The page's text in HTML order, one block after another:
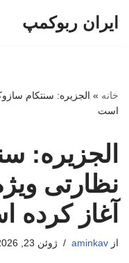
ایران ربوکمپ
خانه » الجزیره: سنتکام
است
الجزیره:
نظارتی
آغاز کرده
از aminkav ژوئن 23, 2026